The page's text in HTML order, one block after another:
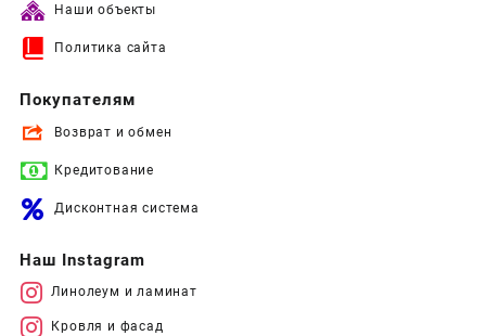
Наши объекты
Политика сайта
Покупателям
Возврат и обмен
Кредитование
Дисконтная система
Наш Instagram
Линолеум и ламинат
Кровля и фасад